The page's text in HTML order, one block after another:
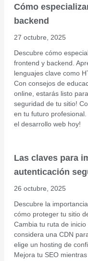
Cómo
backend
27 octubre, 2025
Descubre cómo
frontend y backend.
lenguajes clave como
Con consejos de
online, estarás listo
seguridad de tu sitio!
en tu futuro
el desarrollo web hoy!
Las claves para
autenticación
26 octubre, 2025
Descubre la
cómo proteger tu sitio
Cambia tu ruta de
considera una CDN
elige un hosting de
Mejora tu SEO